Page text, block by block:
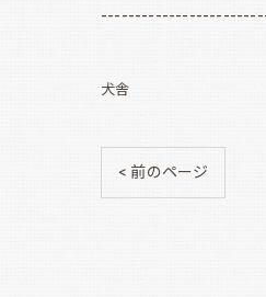
犬舎
< 前のページ